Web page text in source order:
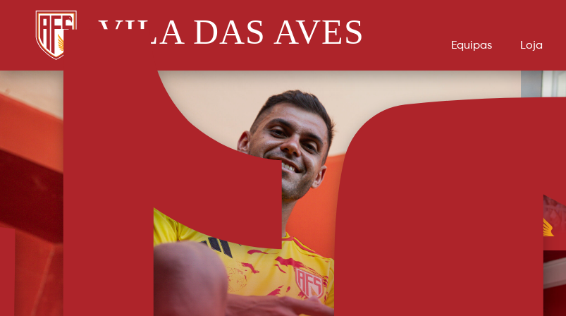
VILA DAS AVES Equipas Loja